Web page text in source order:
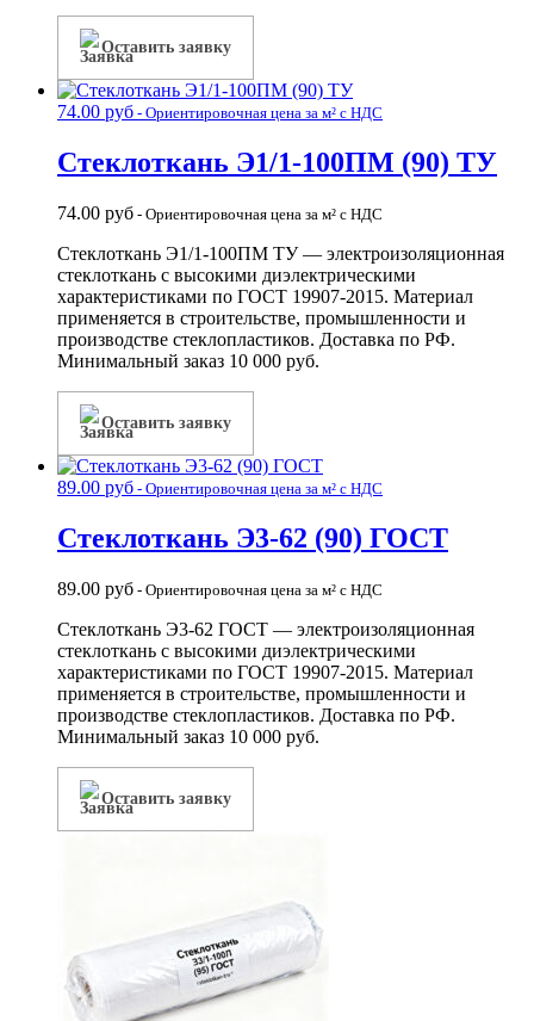
Оставить заявку
74.00 руб - Ориентировочная цена за м² с НДС
Стеклоткань Э1/1-100ПМ (90) ТУ
74.00 руб - Ориентировочная цена за м² с НДС
Стеклоткань Э1/1-100ПМ ТУ — электроизоляционная
стеклоткань с высокими диэлектрическими
характеристиками по ГОСТ 19907-2015. Материал
применяется в строительстве, промышленности и
производстве стеклопластиков. Доставка по РФ.
Минимальный заказ 10 000 руб.
Оставить заявку
89.00 руб - Ориентировочная цена за м² с НДС
Стеклоткань Э3-62 (90) ГОСТ
89.00 руб - Ориентировочная цена за м² с НДС
Стеклоткань Э3-62 ГОСТ — электроизоляционная
стеклоткань с высокими диэлектрическими
характеристиками по ГОСТ 19907-2015. Материал
применяется в строительстве, промышленности и
производстве стеклопластиков. Доставка по РФ.
Минимальный заказ 10 000 руб.
Оставить заявку